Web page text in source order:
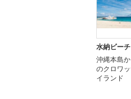
水納ビーチ
沖縄本島
のクロワ
イランド